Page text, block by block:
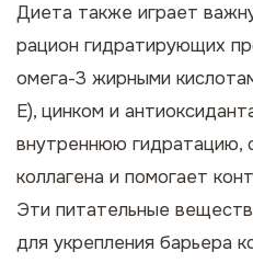
Диета также играет
рацион гидратирующих
омега-3 жирными
Е), цинком и
внутреннюю гидратацию,
коллагена и помогает
Эти питательные
для укрепления барьера